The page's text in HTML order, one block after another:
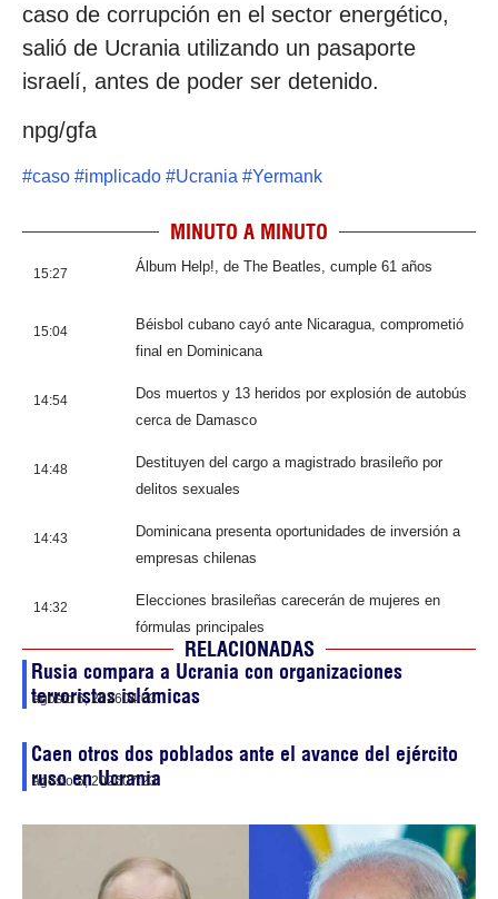
caso de corrupción en el sector energético,
salió de Ucrania utilizando un pasaporte
israelí, antes de poder ser detenido.
npg/gfa
#caso #implicado #Ucrania #Yermank
MINUTO A MINUTO
15:27 Álbum Help!, de The Beatles, cumple 61 años
15:04
Béisbol cubano cayó ante Nicaragua, comprometió
final en Dominicana
14:54
Dos muertos y 13 heridos por explosión de autobús
cerca de Damasco
14:48
Destituyen del cargo a magistrado brasileño por
delitos sexuales
14:43
Dominicana presenta oportunidades de inversión a
empresas chilenas
14:32
Elecciones brasileñas carecerán de mujeres en
fórmulas principales
RELACIONADAS
Rusia compara a Ucrania con organizaciones
terroristas islámicas
agosto 6, 202604:03
Caen otros dos poblados ante el avance del ejército
ruso en Ucrania
agosto 5, 202607:23